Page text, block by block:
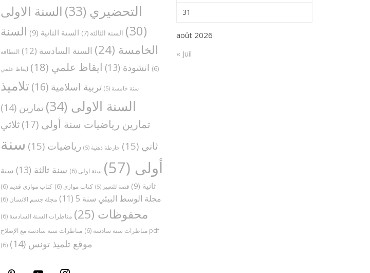
التحضيري (33)
السنة الاولى
(30)
السنة الثالثة (7) السنة الثانية (9)
السنة
الخامسة (24) السنة السادسة (12)
النظافة
(6)
انشودة (13) ايقاظ علمي (18) ايقاظ علمي
سنة خامسة (5) تربية اسلامية (16)
تلاميذ
السنة الاولى (34) تمارين (14)
تمارين رياضيات سنة أولى (17)
ثلاثي
ثاني (15) خارطة ذهنية (5) رياضيات (15)
سنة
أولى (57) سنة اولى (6) سنة ثالثة (13)
سنة
ثانية (9) قصة للتعبير (5) كتاب موازي (6) كتاب موازي قديم (6)
مجلة الوسط البيئي سنة 5 (11) مجلة جسم الانسان (6)
محفوظات (25) مناظرات السنة السادسة (6)
مناظرات سنة سادسة (6)
مناظرات سنة سادسة مع الإصلاح pdf
(6)
موقع تلميذ تونس (14)
août 2026
31
« Juil